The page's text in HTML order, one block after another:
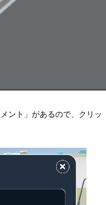
ント」があるので、クリッ